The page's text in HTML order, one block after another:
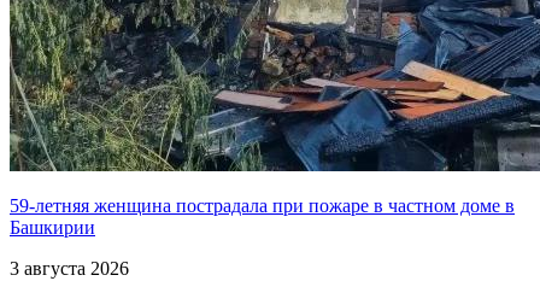
59-летняя женщина пострадала при пожаре в частном доме в
Башкирии
3 августа 2026